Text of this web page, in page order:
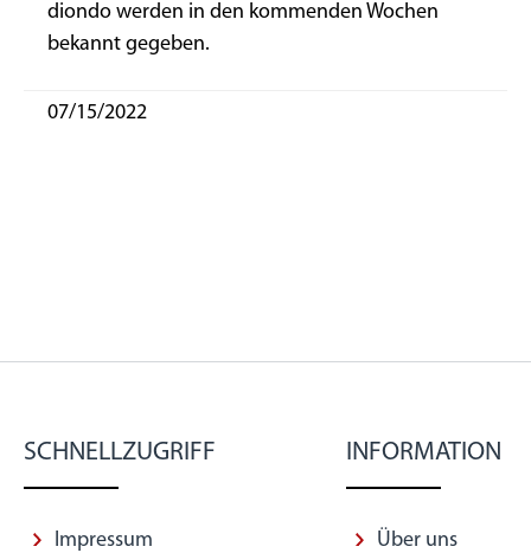
diondo werden in den kommenden Wochen
bekannt gegeben.
07/15/2022
SCHNELLZUGRIFF
Impressum
INFORMATION
Über uns